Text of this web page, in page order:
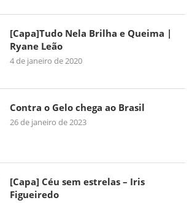
[Capa]Tudo Nela Brilha e Queima |
Ryane Leão
4 de janeiro de 2020
Contra o Gelo chega ao Brasil
26 de janeiro de 2023
[Capa] Céu sem estrelas – Iris
Figueiredo